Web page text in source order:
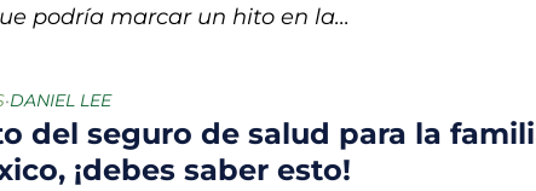
podría marcar un hito en la...
•DANIEL LEE
del seguro de salud para la
¡debes saber esto!